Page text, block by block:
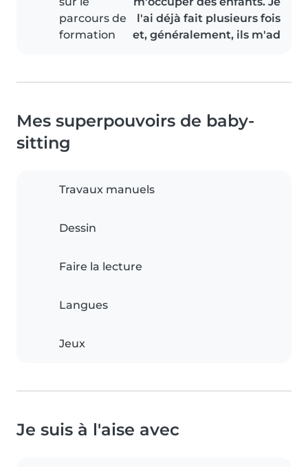
parcours de
formation
l'ai déjà fait plusieurs fois
et, généralement, ils m'ad
Mes superpouvoirs de baby-
sitting
Travaux manuels
Dessin
Faire la lecture
Langues
Jeux
Je suis à l'aise avec